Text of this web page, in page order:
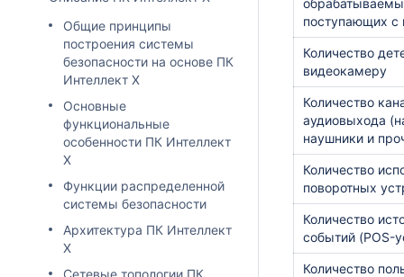
Общие принципы
построения системы
безопасности на основе ПК
Интеллект X
Основные
функциональные
особенности ПК Интеллект
X
Функции распределенной
системы безопасности
Архитектура ПК Интеллект
Х
Сетевые топологии ПК
поступающих с
Количество
видеокамеру
Количество
аудиовыхода
наушники и
Количество
поворотных
Количество
событий (POS-
Количество